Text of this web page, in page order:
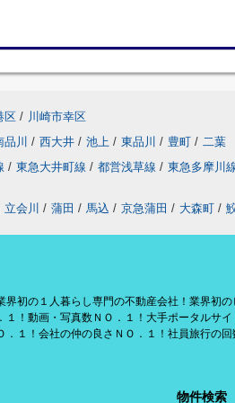
区 / 川崎市幸区
品川 / 西大井 / 池上 / 東品川 / 豊町 / 二葉
/ 東急大井町線 / 都営浅草線 / 東急多摩川
立会川 / 蒲田 / 馬込 / 京急蒲田 / 大森町 /
初の１人暮らし専門の不動産会社！業界初
！動画・写真数ＮＯ．１！大手ポータルサ
１！会社の仲の良さＮＯ．１！社員旅行の
物件検索